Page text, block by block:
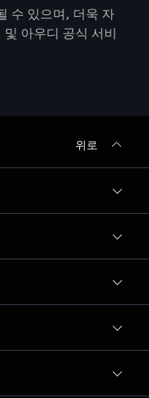
수 있으며, 더욱 자
아우디 공식 서비
위로